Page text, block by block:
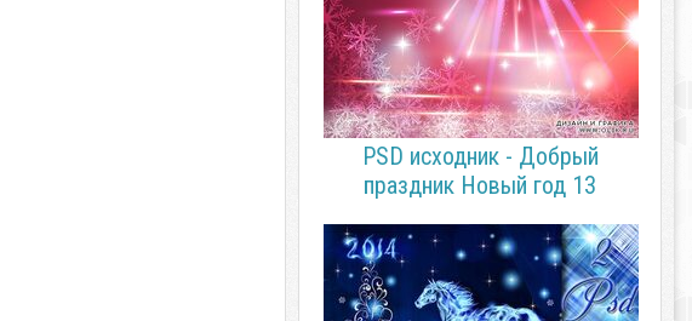
PSD исходник - Добрый
праздник Новый год 13